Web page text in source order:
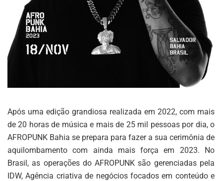
Após uma edição grandiosa realizada em 2022, com mais
de 20 horas de música e mais de 25 mil pessoas por dia, o
AFROPUNK Bahia se prepara para fazer a sua cerimônia de
aquilombamento com ainda mais força em 2023. No
Brasil, as operações do AFROPUNK são gerenciadas pela
IDW, Agência criativa de negócios focados em conteúdo e